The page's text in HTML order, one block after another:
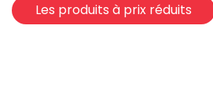
Les produits à prix réduits